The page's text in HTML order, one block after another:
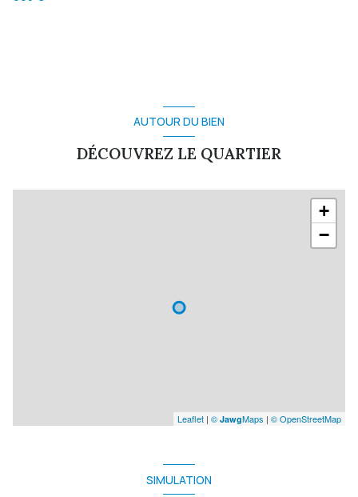
AUTOUR DU BIEN
DÉCOUVREZ LE QUARTIER
+
−
Leaflet | © JawgMaps | © OpenStreetMap
SIMULATION